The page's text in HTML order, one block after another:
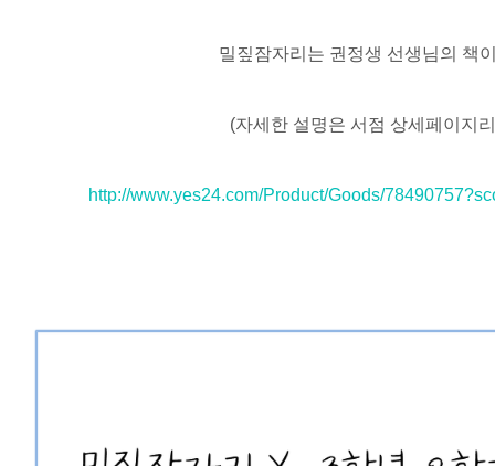
밀짚잠자리는 권정생 선생님의 책
(자세한 설명은 서점 상세페이지
http://www.yes24.com/Product/Goods/